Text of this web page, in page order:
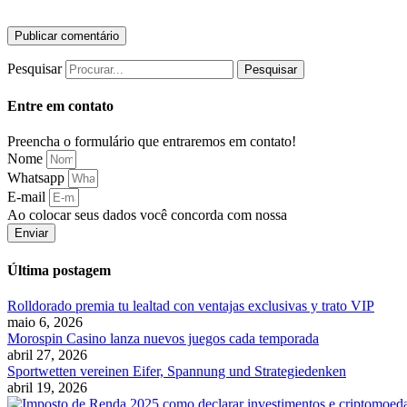
Pesquisar Pesquisar
Entre em contato
Preencha o formulário que entraremos em contato!
Nome
Whatsapp
E-mail
Ao colocar seus dados você concorda com nossa
Enviar
Última postagem
Rolldorado premia tu lealtad con ventajas exclusivas y trato VIP
maio 6, 2026
Morospin Casino lanza nuevos juegos cada temporada
abril 27, 2026
Sportwetten vereinen Eifer, Spannung und Strategiedenken
abril 19, 2026